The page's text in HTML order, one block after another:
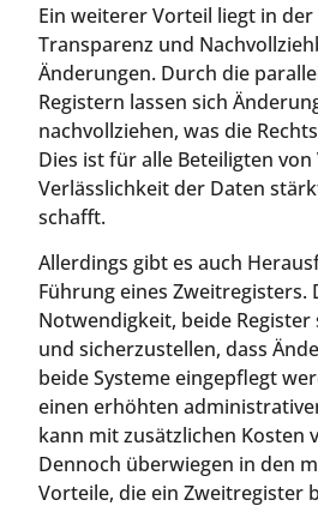
Ein weiterer Vorteil liegt in
Transparenz und
Änderungen. Durch die
Registern lassen sich
nachvollziehen, was die
Dies ist für alle Beteiligten
Verlässlichkeit der Daten
schafft.
Allerdings gibt es auch
Führung eines Zweitregisters.
Notwendigkeit, beide
und sicherzustellen, dass
beide Systeme eingepflegt
einen erhöhten
kann mit zusätzlichen Kosten
Dennoch überwiegen in den
Vorteile, die ein Zweitregister